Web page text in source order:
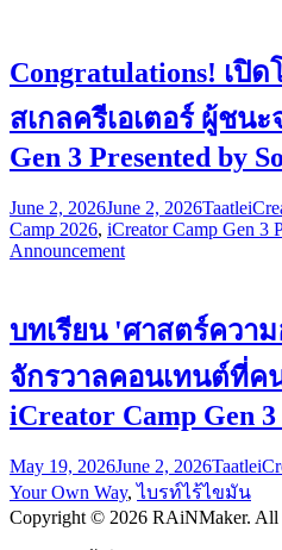
Congratulations! เปิ
สเกลครีเอเตอร์ ผู้ชน
Gen 3 Presented by
June 2, 2026June 2, 2026Taatle
Camp 2026, iCreator Camp Gen 3
Announcement
บทเรียน 'ศาสตร์ควา
จักรวาลคอนเทนต์ที่ค
iCreator Camp Gen 3
May 19, 2026June 2, 2026Taatle
Your Own Way,ไบรท์ไร้ไขมัน
Copyright © 2026 RAiNMaker. All